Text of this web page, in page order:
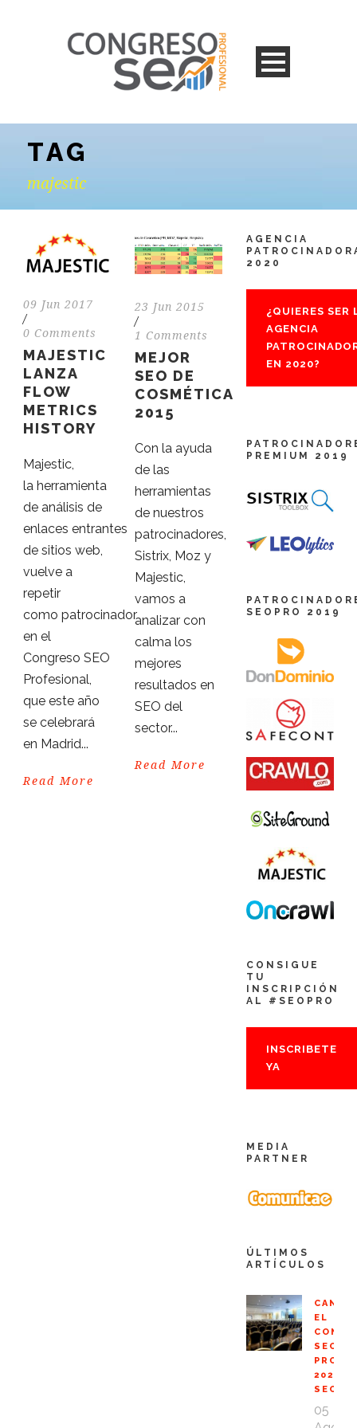
TAG
majestic
09 Jun 2017
/
0 Comments
MAJESTIC
LANZA
FLOW
METRICS
HISTORY
Majestic,
la herramienta
de análisis de
enlaces entrantes
de sitios web,
vuelve a
repetir
como patrocinador
en el
Congreso SEO
Profesional,
que este año
se celebrará
en Madrid...
Read More
23 Jun 2015
/
1 Comments
MEJOR
SEO DE
COSMÉTICA
2015
Con la ayuda
de las
herramientas
de nuestros
patrocinadores,
Sistrix, Moz y
Majestic,
vamos a
analizar con
calma los
mejores
resultados en
SEO del
sector...
Read More
AGENCIA
2020
¿QUIERES SER
AGENCIA
EN 2020?
PREMIUM 2019
SEOPRO 2019
CONSIGUE
TU
INSCRIPCIÓN
AL #SEOPRO
INSCRIBETE
YA
MEDIA
PARTNER
ÚLTIMOS
ARTÍCULOS
EL
SEO
2020
05